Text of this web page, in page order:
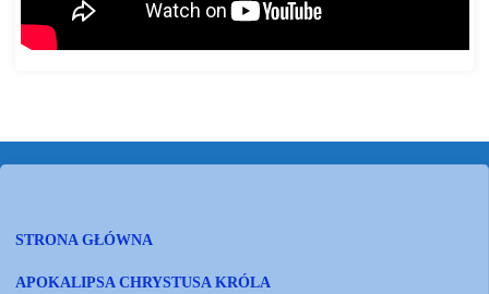
STRONA GŁÓWNA
APOKALIPSA CHRYSTUSA KRÓLA